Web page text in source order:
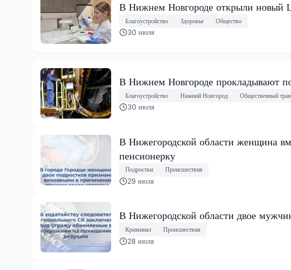
В Нижнем Новгороде открыли новый
Благоустройство Здоровье Общество
30 июля
В Нижнем Новгороде прокладывают
Благоустройство Нижний Новгород Общественный
30 июля
В Нижегородской области женщина
пенсионерку
Подростки Происшествия
29 июля
В Нижегородской области двое
Криминал Происшествия
28 июля